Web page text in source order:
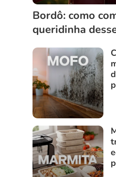
Bordô: como
queridinha